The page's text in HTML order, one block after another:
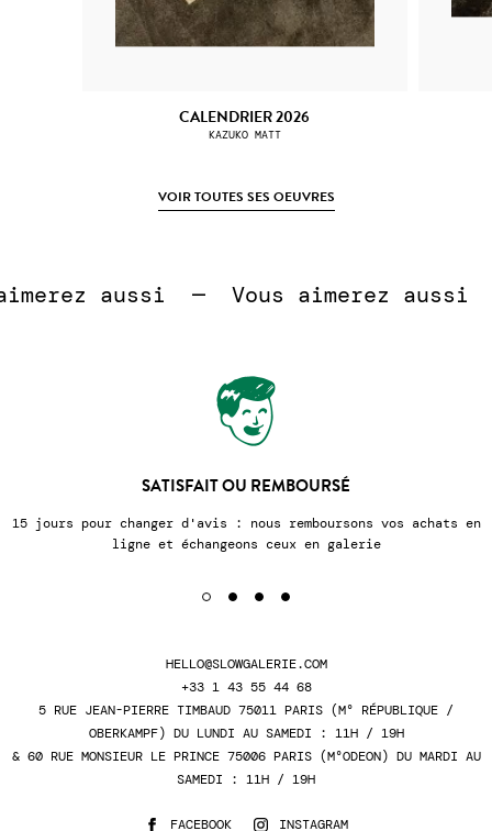
CALENDRIER 2026
KAZUKO MATT
VOIR TOUTES SES OEUVRES
aussi  — Vous aimerez aussi
SATISFAIT OU REMBOURSÉ
pour changer d'avis : nous remboursons vos achats en
ligne et échangeons ceux en galerie
HELLO@SLOWGALERIE.COM
+33 1 43 55 44 68
5 RUE JEAN-PIERRE TIMBAUD 75011 PARIS (M° RÉPUBLIQUE /
OBERKAMPF) DU LUNDI AU SAMEDI : 11H / 19H
& 60 RUE MONSIEUR LE PRINCE 75006 PARIS (M°ODEON) DU MARDI AU
SAMEDI : 11H / 19H
FACEBOOK INSTAGRAM